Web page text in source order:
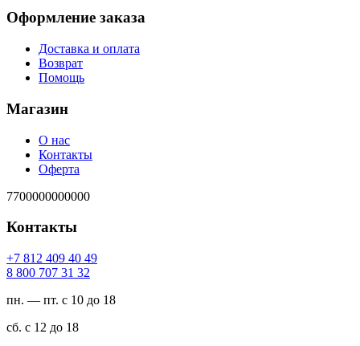
Оформление заказа
Доставка и оплата
Возврат
Помощь
Магазин
О нас
Контакты
Оферта
7700000000000
Контакты
94 04 904 218 7+
23 13 707 008 8
пн. — пт. с 10 до 18
сб. с 12 до 18